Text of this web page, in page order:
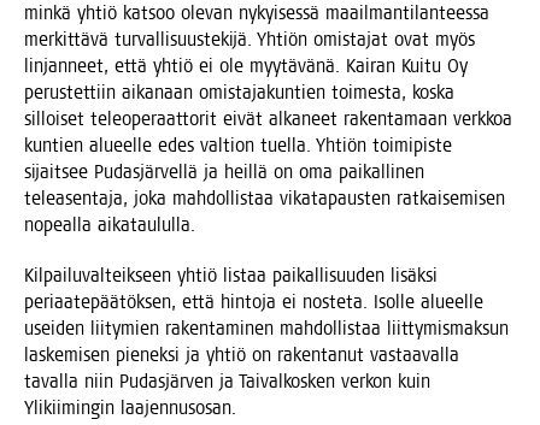
min­kä yhtiö kat­soo ole­van nykyi­ses­sä maa­il­man­ti­lan­tees­sa
mer­kit­tä­vä tur­val­li­suus­te­ki­jä. Yhtiön omis­ta­jat ovat myös
lin­jan­neet, että yhtiö ei ole myy­tä­vä­nä. Kai­ran Kui­tu Oy
perus­tet­tiin aika­naan omis­ta­ja­kun­tien toi­mes­ta, kos­ka
sil­loi­set teleo­pe­raat­to­rit eivät alka­neet raken­ta­maan verk­koa
kun­tien alu­eel­le edes val­tion tuel­la. Yhtiön toi­mi­pis­te
sijait­see Pudas­jär­vel­lä ja heil­lä on oma pai­kal­li­nen
telea­sen­ta­ja, joka mah­dol­lis­taa vika­ta­paus­ten rat­kai­se­mi­sen
nopeal­la aikataululla.
Kil­pai­lu­val­teik­seen yhtiö lis­taa pai­kal­li­suu­den lisäk­si
peri­aa­te­pää­tök­sen, että hin­to­ja ei nos­te­ta. Isol­le alu­eel­le
usei­den lii­ty­mien raken­ta­mi­nen mah­dol­lis­taa liit­ty­mis­mak­sun
las­ke­mi­sen pie­nek­si ja yhtiö on raken­ta­nut vas­taa­val­la
taval­la niin Pudas­jär­ven ja Tai­val­kos­ken ver­kon kuin
Yli­kii­min­gin laajennusosan.